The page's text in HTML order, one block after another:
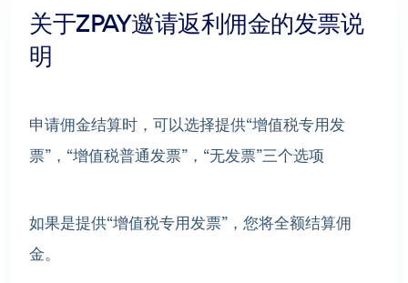
关于ZPAY邀请返利佣金的发票说
明
申请佣金结算时，可以选择提供“增值税专用发
票”，“增值税普通发票”，“无发票”三个选项
如果是提供“增值税专用发票”，您将全额结算佣
金。